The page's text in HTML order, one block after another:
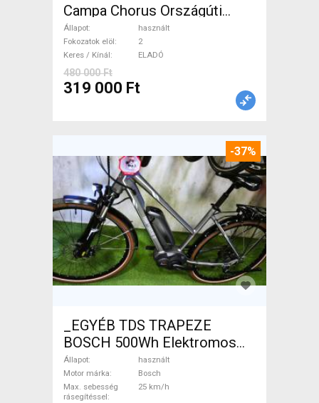
Campa Chorus Országúti
használt ELADÓ
Állapot
használt
Fokozatok elöl
2
Keres / Kínál
ELADÓ
480 000 Ft
319 000 Ft
-37%
_EGYÉB TDS TRAPEZE
BOSCH 500Wh Elektromos
Trekking/cross 25 km/h
Bosch 401-500 Wh használt
ELADÓ
Állapot
használt
Motor márka
Bosch
Max. sebesség
rásegítéssel
25 km/h